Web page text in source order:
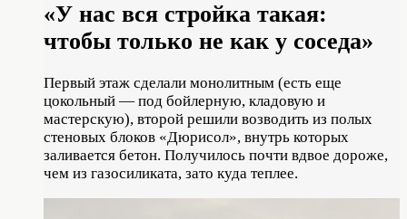
«У нас вся стройка такая:
чтобы только не как у соседа»
Первый этаж сделали монолитным (есть еще
цокольный — под бойлерную, кладовую и
мастерскую), второй решили возводить из полых
стеновых блоков «Дюрисол», внутрь которых
заливается бетон. Получилось почти вдвое дороже,
чем из газосиликата, зато куда теплее.